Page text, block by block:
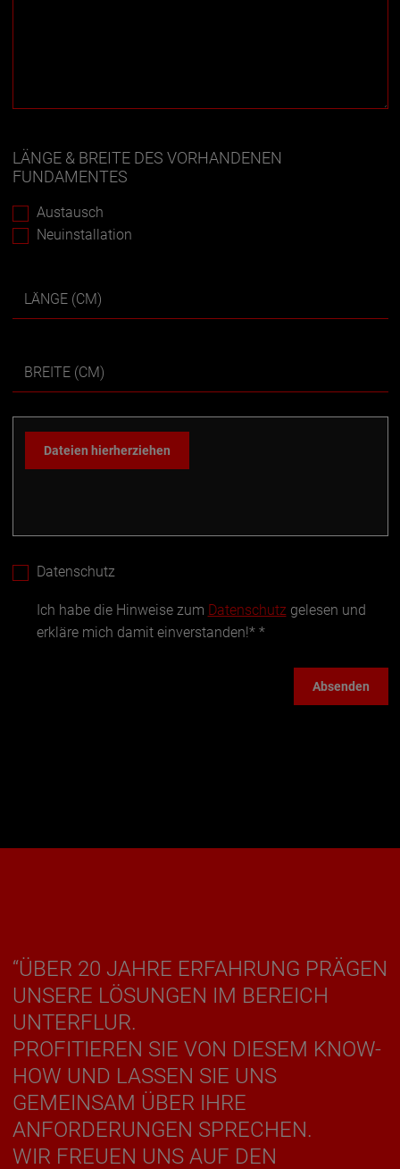
LÄNGE & BREITE DES VORHANDENEN
FUNDAMENTES
Austausch
Neuinstallation
LÄNGE (CM)
BREITE (CM)
Dateien hierherziehen
Datenschutz
Ich habe die Hinweise zum Datenschutzgelesen und
erkläre mich damit einverstanden!*
Absenden
“ÜBER 20 JAHRE ERFAHRUNG PRÄGEN
UNSERE LÖSUNGEN IM BEREICH
UNTERFLUR.
PROFITIEREN SIE VON DIESEM KNOW-
HOW UND LASSEN SIE UNS
GEMEINSAM ÜBER IHRE
ANFORDERUNGEN SPRECHEN.
WIR FREUEN UNS AUF DEN